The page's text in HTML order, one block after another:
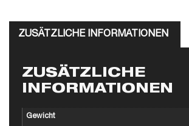
ZUSÄTZLICHE INFORMATIONEN
ZUSÄTZLICHE
INFORMATIONEN
Gewicht